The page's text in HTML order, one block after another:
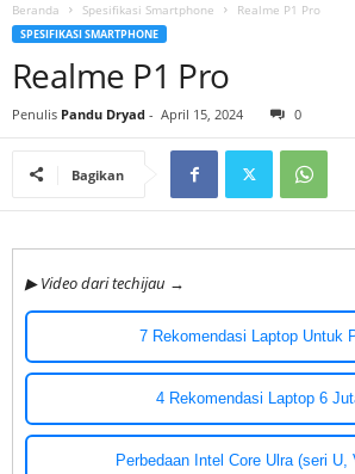
Beranda Spesifikasi Smartphone Realme P1 Pro
SPESIFIKASI SMARTPHONE
Realme P1 Pro
Penulis Pandu Dryad - April 15, 2024 0
Bagikan
▶ Video dari techijau →
7 Rekomendasi Laptop Untuk
4 Rekomendasi Laptop 6
Perbedaan Intel Core Ulra (seri U,